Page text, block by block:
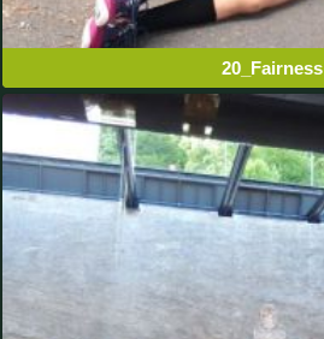
20_Fairness